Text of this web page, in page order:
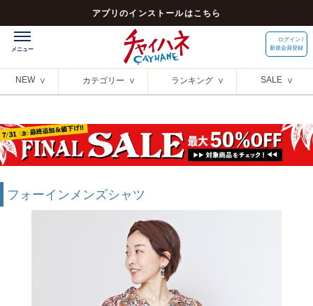
アプリのインストールはこちら
ログイン /
新規会員登録
NEW カテゴリー ランキング SALE
フォーインメンズシャツ